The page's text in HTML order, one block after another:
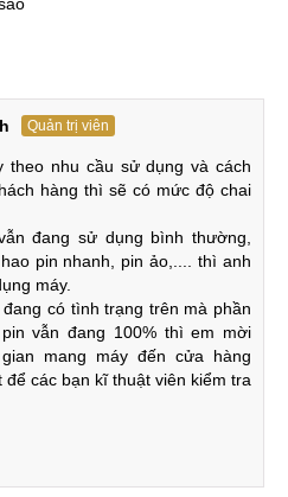
Care cam kết chỉ lựa chọn
chất lượng nhất với những
: 100% Pin iPhone 15 Pro mới
dùng Pin tái chế.
linh kiện Chất lượng cao
Chính hãng, chất lượng cao,
linh kiện gốc.
100% Pin iPhone 15 Pro nguồn
Pin có thương hiệu, xuất xứ rõ
kiểm định chất lượng nghiêm
kiệm hơn so với những địa chỉ
Quản trị viên
theo nhu cầu sử dụng và cách
hàng thì sẽ có mức độ chai
đang sử dụng bình thường,
pin nhanh, pin ảo,.... thì anh
máy.
có tình trạng trên mà phần
vẫn đang 100% thì em mời
mang máy đến cửa hàng
để các bạn kĩ thuật viên kiểm tra